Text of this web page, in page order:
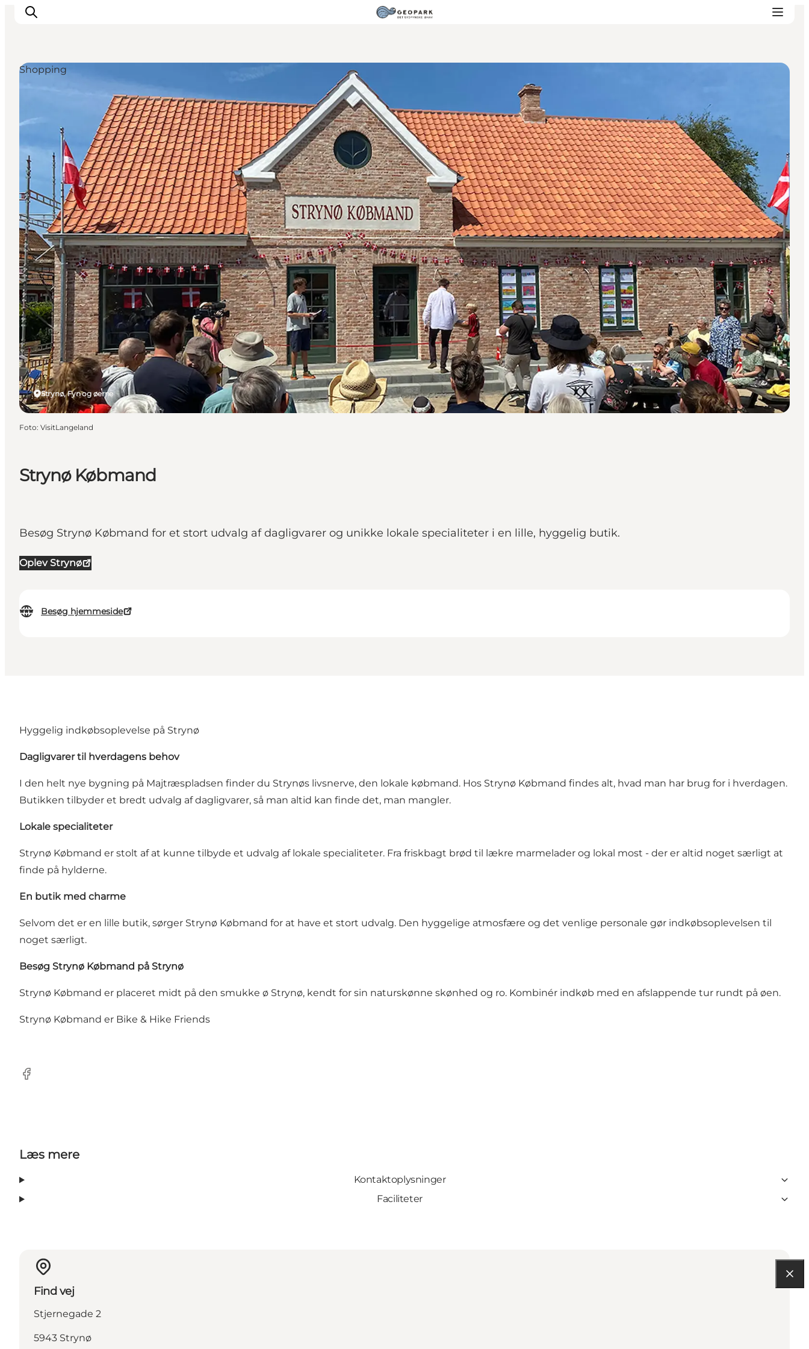
Strynø Købmand
Besøg Strynø Købmand for et stort udvalg af dagligvarer og unikke lokale specialiteter i en lille, hyggelig butik.
Oplev Strynø
Besøg hjemmeside
Strynø, Fyn og øerne
Shopping
Foto: VisitLangeland
Hyggelig indkøbsoplevelse på Strynø
Dagligvarer til hverdagens behov
I den helt nye bygning på Majtræspladsen finder du Strynøs livsnerve, den lokale købmand. Hos Strynø Købmand findes alt, hvad man har brug for i hverdagen.
Butikken tilbyder et bredt udvalg af dagligvarer, så man altid kan finde det, man mangler.
Lokale specialiteter
Strynø Købmand er stolt af at kunne tilbyde et udvalg af lokale specialiteter. Fra friskbagt brød til lækre marmelader og lokal most - der er altid noget særligt at
finde på hylderne.
En butik med charme
Selvom det er en lille butik, sørger Strynø Købmand for at have et stort udvalg. Den hyggelige atmosfære og det venlige personale gør indkøbsoplevelsen til
noget særligt.
Besøg Strynø Købmand på Strynø
Strynø Købmand er placeret midt på den smukke ø Strynø, kendt for sin naturskønne skønhed og ro. Kombinér indkøb med en afslappende tur rundt på øen.
Strynø Købmand er Bike & Hike Friends
Facebook
Læs mere
Kontaktoplysninger
Faciliteter
Find vej
Stjernegade 2
5943 Strynø